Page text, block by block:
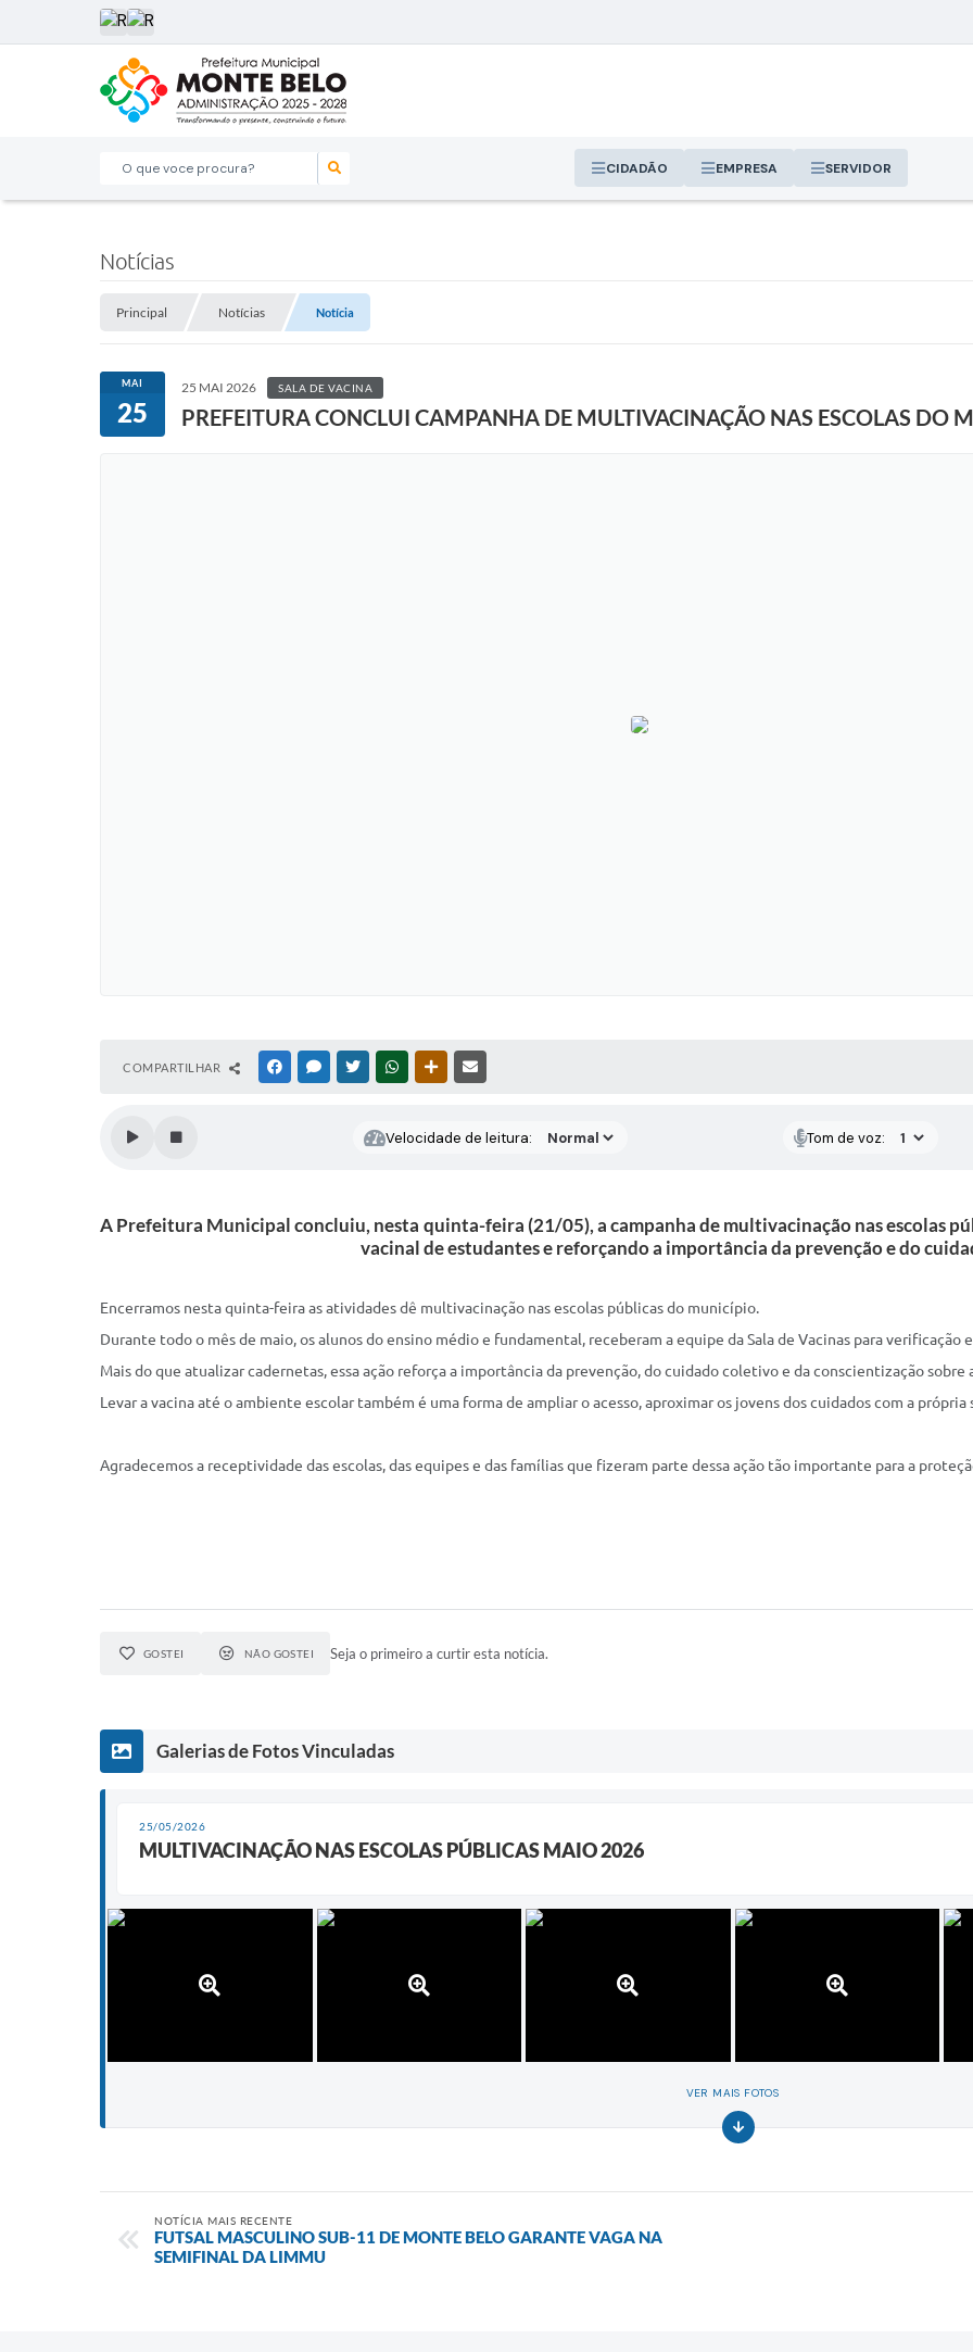
O que voce procura? CIDADÃO EMPRESA SERVIDOR
Notícias
Principal Notícias Notícia
MAI
25
25 MAI 2026 SALA DE VACINA
PREFEITURA CONCLUI CAMPANHA DE MULTIVACINAÇÃO NAS ESCOLAS DO
COMPARTILHAR FACEBOOKMESSENGER
TWITTERWHATSAPPOUTRAS MÍDIAS
Velocidade de leitura: Tom de voz:
A Prefeitura Municipal concluiu, nesta quinta-feira (21/05), a campanha de multivacinação nas escolas
vacinal de estudantes e reforçando a importância da prevenção e do
Encerramos nesta quinta-feira as atividades dê multivacinação nas escolas públicas do município.
Durante todo o mês de maio, os alunos do ensino médio e fundamental, receberam a equipe da Sala de Vacinas para verificação
Mais do que atualizar cadernetas, essa ação reforça a importância da prevenção, do cuidado coletivo e da conscientização sobre
Levar a vacina até o ambiente escolar também é uma forma de ampliar o acesso, aproximar os jovens dos cuidados com a
Agradecemos a receptividade das escolas, das equipes e das famílias que fizeram parte dessa ação tão importante para a
GOSTEI NÃO GOSTEI Seja o primeiro a curtir esta notícia.
Galerias de Fotos Vinculadas
25/05/2026
MULTIVACINAÇÃO NAS ESCOLAS PÚBLICAS MAIO 2026
VER MAIS FOTOS
NOTÍCIA MAIS RECENTE
FUTSAL MASCULINO SUB-11 DE MONTE BELO GARANTE VAGA NA
SEMIFINAL DA LIMMU